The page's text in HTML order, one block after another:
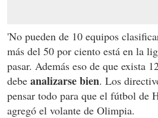
'No pueden de 10 equipos
más del 50 por ciento está en la
pasar. Además eso de que exista
debe analizarse bien. Los
pensar todo para que el fútbol de
agregó el volante de Olimpia.